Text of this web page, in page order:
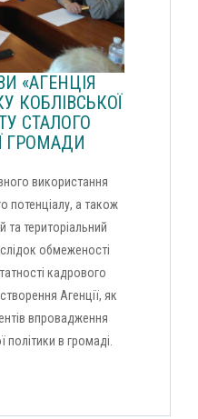
«АГЕНЦІЯ
КОБЛІВСЬКОЇ
СТАЛОГО
ГРОМАДИ
використання
потенціалу, а також
та територіальний
обмеженості
кадрового
Агенції, як
впровадження
політики в громаді.